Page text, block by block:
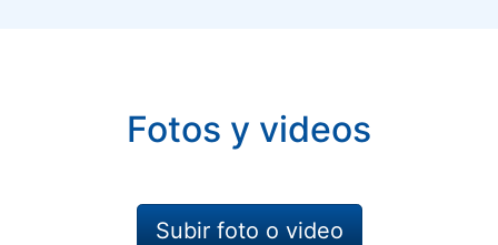
Fotos y videos
Subir foto o video